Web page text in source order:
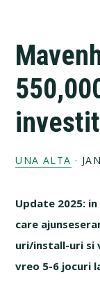
UNA ALTA ·
Update 2025:
care
uri/install-uri si
vreo 5-6 jocuri